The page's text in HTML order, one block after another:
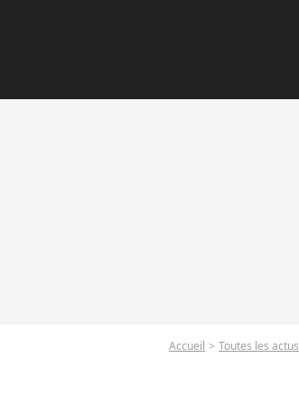
Accueil Toutes les actus